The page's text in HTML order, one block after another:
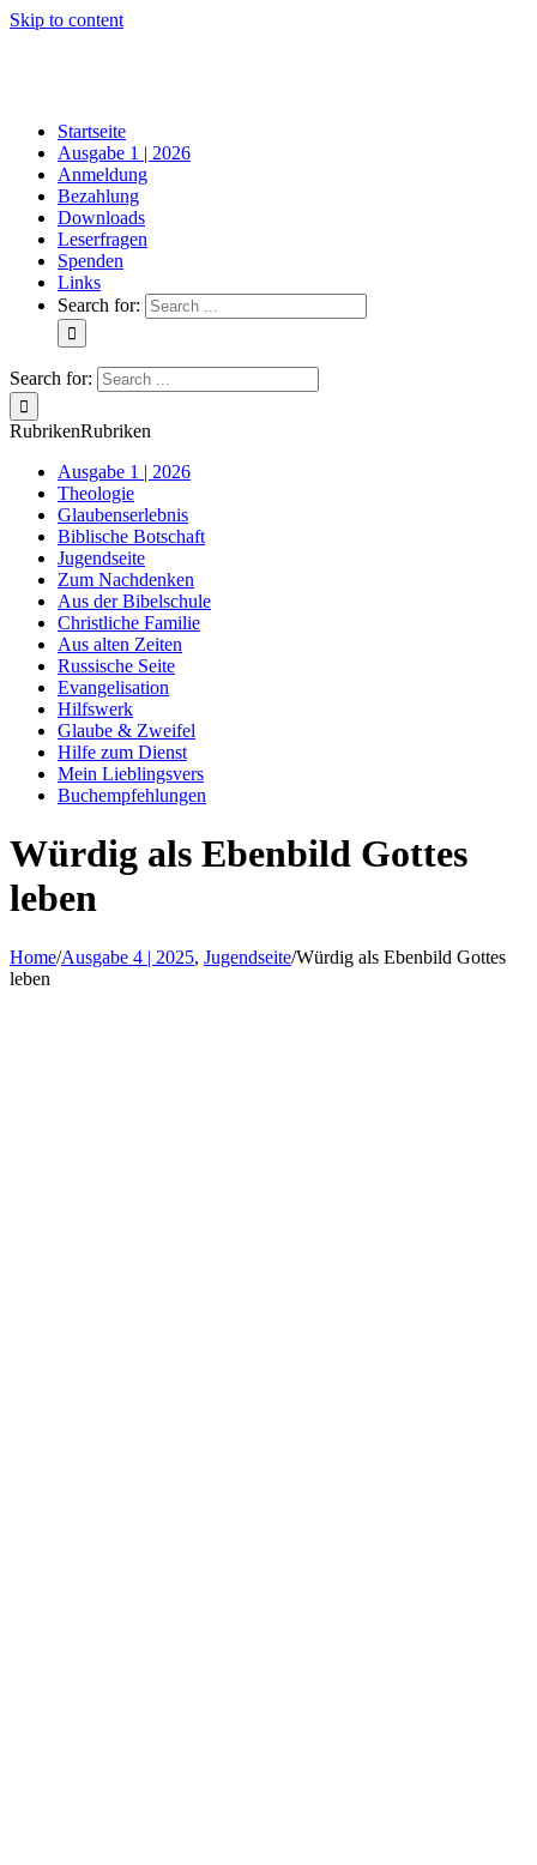
Skip to content
Startseite
Ausgabe 1 | 2026
Anmeldung
Bezahlung
Downloads
Leserfragen
Spenden
Links
Search for:
Search for:
RubrikenRubriken
Ausgabe 1 | 2026
Theologie
Glaubenserlebnis
Biblische Botschaft
Jugendseite
Zum Nachdenken
Aus der Bibelschule
Christliche Familie
Aus alten Zeiten
Russische Seite
Evangelisation
Hilfswerk
Glaube & Zweifel
Hilfe zum Dienst
Mein Lieblingsvers
Buchempfehlungen
Würdig als Ebenbild Gottes
leben
Home/Ausgabe 4 | 2025, Jugendseite/Würdig als Ebenbild Gottes
leben